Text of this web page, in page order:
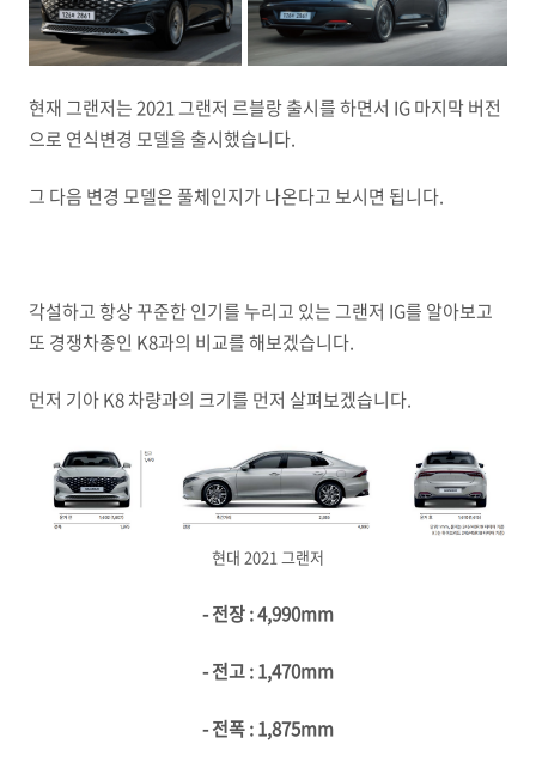
현재 그랜저는 2021 그랜저 르블랑 출시를 하면서 IG 마지막 버전
으로 연식변경 모델을 출시했습니다.
그 다음 변경 모델은 풀체인지가 나온다고 보시면 됩니다.
각설하고 항상 꾸준한 인기를 누리고 있는 그랜저 IG를 알아보고
또 경쟁차종인 K8과의 비교를 해보겠습니다.
먼저 기아 K8 차량과의 크기를 먼저 살펴보겠습니다.
현대 2021 그랜저
- 전장 : 4,990mm
- 전고 : 1,470mm
- 전폭 : 1,875mm